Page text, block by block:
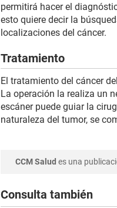
permitirá hacer el
esto quiere decir la
localizaciones del cáncer.
Tratamiento
El tratamiento del cáncer
La operación la realiza un
escáner puede guiar la
naturaleza del tumor, se
CCM Salud es una
Consulta también